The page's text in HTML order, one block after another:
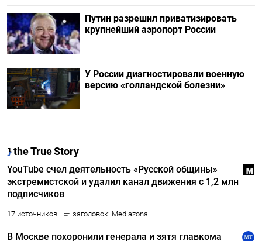
Путин разрешил приватизировать
крупнейший аэропорт России
У России диагностировали военную
версию «голландской болезни»